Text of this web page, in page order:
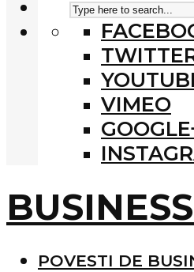
VIMEO
POVESTI DE